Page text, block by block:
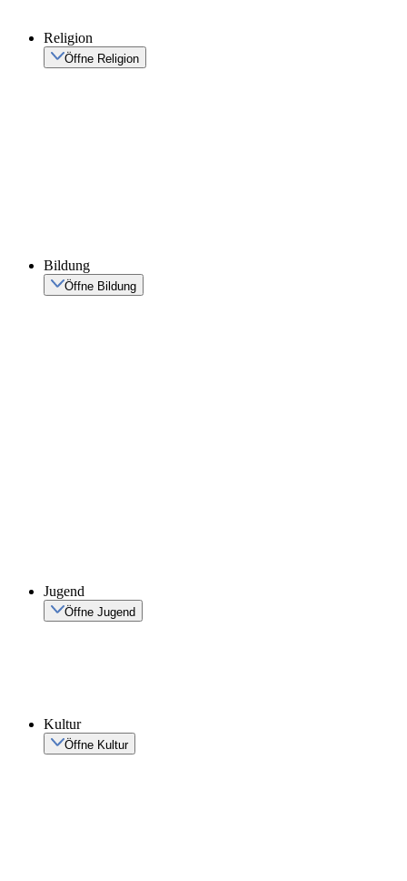
Religion
Öffne Religion
Bildung
Öffne Bildung
Jugend
Öffne Jugend
Kultur
Öffne Kultur